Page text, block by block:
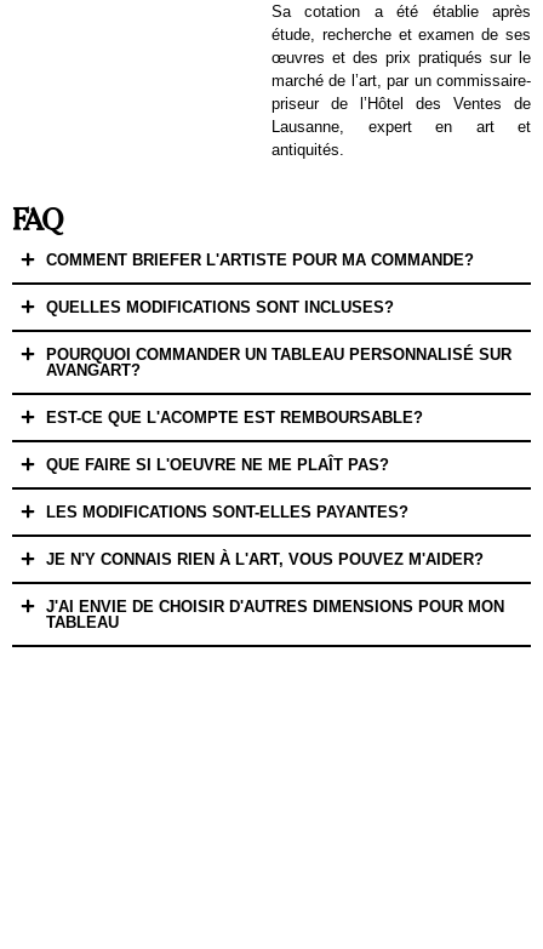
Sa cotation a été établie après
étude, recherche et examen de ses
œuvres et des prix pratiqués sur le
marché de l’art, par un commissaire-
priseur de l’Hôtel des Ventes de
Lausanne, expert en art et
antiquités.
FAQ
COMMENT BRIEFER L'ARTISTE POUR MA COMMANDE?
QUELLES MODIFICATIONS SONT INCLUSES?
POURQUOI COMMANDER UN TABLEAU PERSONNALISÉ SUR
AVANGART?
EST-CE QUE L'ACOMPTE EST REMBOURSABLE?
QUE FAIRE SI L'OEUVRE NE ME PLAÎT PAS?
LES MODIFICATIONS SONT-ELLES PAYANTES?
JE N'Y CONNAIS RIEN À L'ART, VOUS POUVEZ M'AIDER?
J'AI ENVIE DE CHOISIR D'AUTRES DIMENSIONS POUR MON
TABLEAU